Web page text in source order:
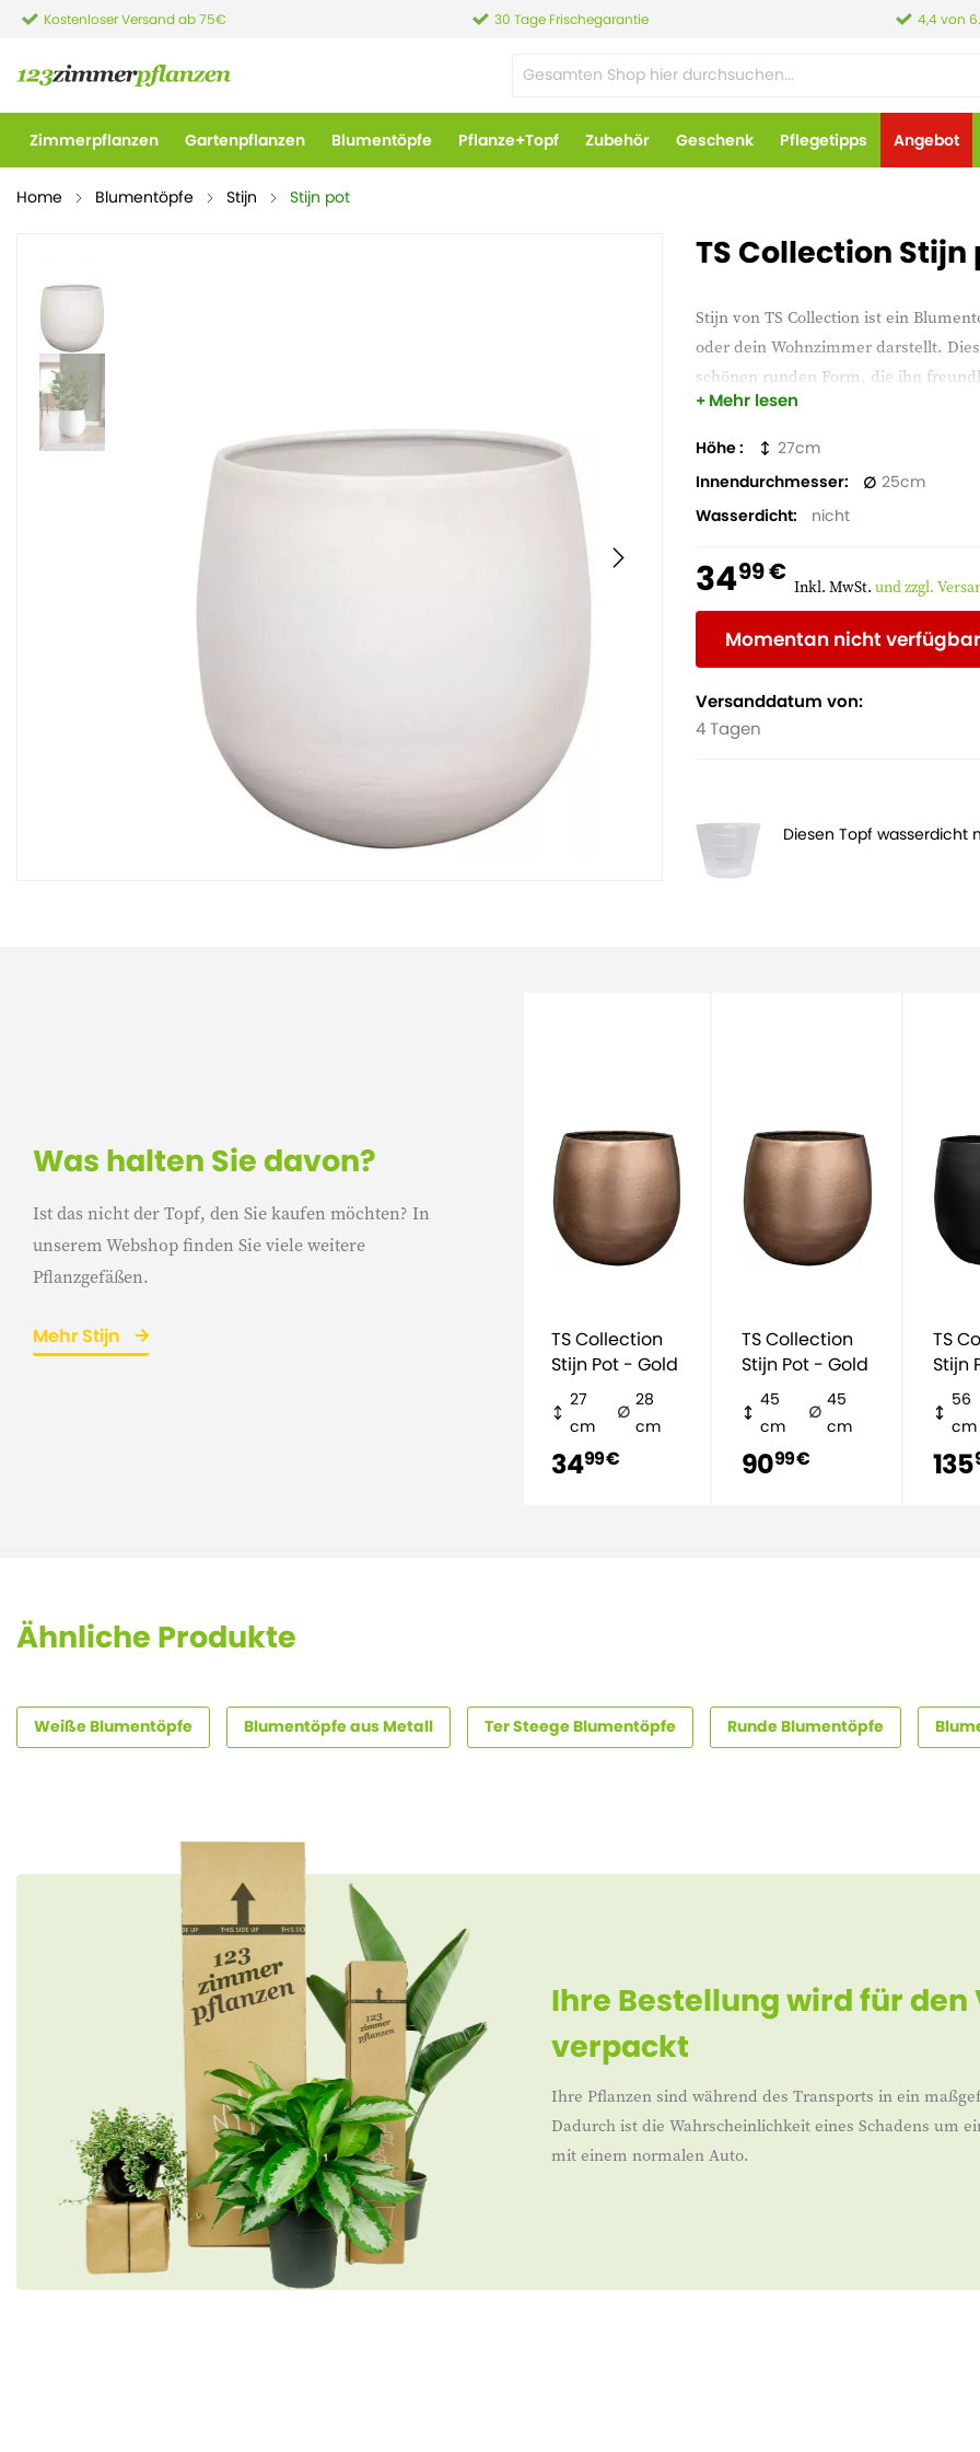
Kostenloser Versand ab 75€ 30 Tage Frischegarantie 4,4 von
Zimmerpflanzen Gartenpflanzen Blumentöpfe Pflanze+Topf Zubehör Geschenk Pflegetipps Angebot
Home Blumentöpfe Stijn Stijn pot
TS Collection
Stijn von TS Collection ist ein
oder dein Wohnzimmer darstellt.
schönen runden Form, die ihn
Dank des leichten Materials ist der
der Topf über ein Abflussloch und
Mehr lesen
Höhe 27
Innendurchmesser
25
Wasserdicht
nicht
3499 € Inkl. MwSt.und zzgl.
Momentan nicht verfügbar
Versanddatum von:
4 Tagen
Diesen Topf wasserdicht
Was halten Sie davon?
Ist das nicht der Topf, den Sie kaufen möchten? In
unserem Webshop finden Sie viele weitere
Pflanzgefäßen.
Mehr Stijn
TS Collection
Stijn Pot - Gold
27
cm
28
cm
3499 €
TS Collection
Stijn Pot - Gold
45
cm
45
cm
9099 €
TS
Stijn
56
cm
135
Ähnliche Produkte
Weiße Blumentöpfe Blumentöpfe aus Metall Ter Steege Blumentöpfe Runde Blumentöpfe
Ihre Bestellung wird für
verpackt
Ihre Pflanzen sind während des Transports in ein
Dadurch ist die Wahrscheinlichkeit eines Schadens um
mit einem normalen Auto.